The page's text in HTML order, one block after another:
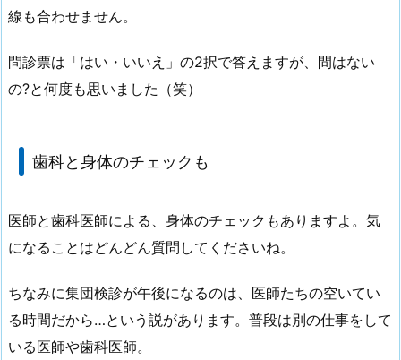
線も合わせません。
問診票は「はい・いいえ」の2択で答えますが、間はない
の?と何度も思いました（笑）
歯科と身体のチェックも
医師と歯科医師による、身体のチェックもありますよ。気
になることはどんどん質問してくださいね。
ちなみに集団検診が午後になるのは、医師たちの空いてい
る時間だから…という説があります。普段は別の仕事をして
いる医師や歯科医師。